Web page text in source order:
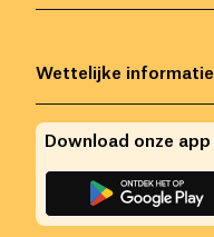
Wettelijke informatie
Download onze app